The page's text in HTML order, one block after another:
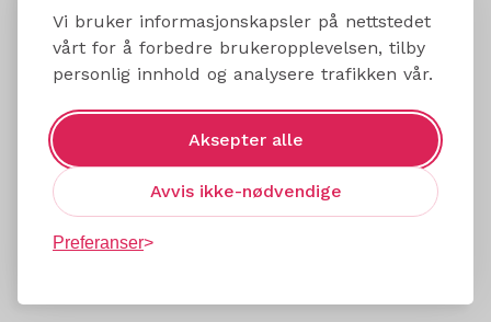
Vi bruker informasjonskapsler på nettstedet
vårt for å forbedre brukeropplevelsen, tilby
personlig innhold og analysere trafikken vår.
Aksepter alle
Avvis ikke-nødvendige
Preferanser